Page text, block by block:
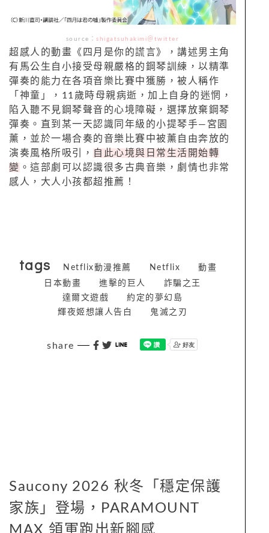
source：shigatsuhakimi＠twitter
超感人的動畫《四月是你的謊言》，講述男主角
有馬公生自小接受母親嚴格的鋼琴訓練，以精準
彈奏的能力在各項音樂比賽中獲勝，被人稱作
「神童」，11歲時母親病逝，加上自身的迷惘，
陷入聽不見鋼琴聲音的心境障礙，選擇放棄鋼琴
彈奏。直到某一天認識同年級的小提琴手—宮園
薰，並於一場合奏的音樂比賽中被薰自由奔放的
演奏風格所吸引，
自此心境與日常生活開始轉
變 。這部劇可以認識很多古典音樂，劇情也非常
感人，大人小孩都超推薦！
tags Netflix動漫推薦 Netflix
動畫
日本動畫
進擊的巨人
詐騙之王
達爾文遊戲
約定的夢幻島
輝夜姬想讓人告白
鬼滅之刃
share
Saucony 2026 秋冬「穩定保護
家族」登場，PARAMOUNT
MAX 領軍跑出新腳感